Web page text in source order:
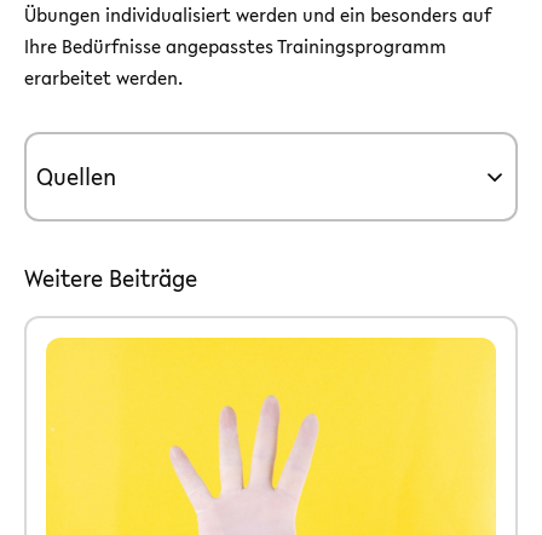
Übungen individualisiert werden und ein besonders auf
Ihre Bedürfnisse angepasstes Trainingsprogramm
erarbeitet werden.
Quellen
Weitere Beiträge